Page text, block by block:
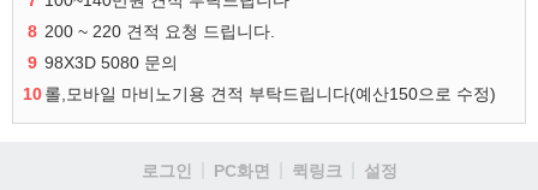
8 200 ~ 220 견적 요청 드립니다.
9 98X3D 5080 문의
10롤,모바일 마비노기용 견적 부탁드립니다(예산150으로 수정)
로그인 PC화면 퀵링크
설정